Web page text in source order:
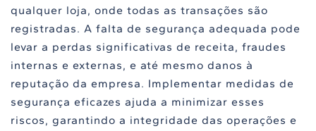
qualquer loja, onde todas as transações são
registradas. A falta de segurança adequada pode
levar a perdas significativas de receita, fraudes
internas e externas, e até mesmo danos à
reputação da empresa. Implementar medidas de
segurança eficazes ajuda a minimizar esses
riscos, garantindo a integridade das operações e